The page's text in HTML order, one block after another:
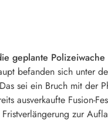
geplante
befanden sich unter
sei ein Bruch mit der
ausverkaufte Fusion-
zur